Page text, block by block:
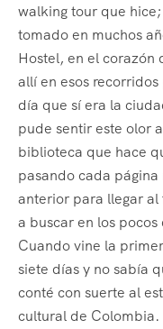
walking tour que
tomado en muchos
Hostel, en el corazón
allí en esos
día que sí era la
pude sentir este olor
biblioteca que hace
pasando cada página
anterior para llegar
a buscar en los
Cuando vine la
siete días y no sabía
conté con suerte al
cultural de Colombia.